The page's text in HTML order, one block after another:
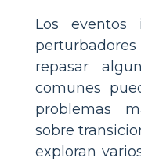
Los eventos
repasar
comunes
problemas
sobre
exploran